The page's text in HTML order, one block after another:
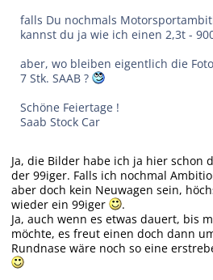
falls Du nochmals
kannst du ja wie ich einen 2,3t -
aber, wo bleiben eigentlich die
7 Stk. SAAB ?
Schöne Feiertage !
Saab Stock Car
Ja, die Bilder habe ich ja hier schon
der 99iger. Falls ich nochmal
aber doch kein Neuwagen sein,
wieder ein 99iger
.
Ja, auch wenn es etwas dauert, bis
möchte, es freut einen doch dann
Rundnase wäre noch so eine